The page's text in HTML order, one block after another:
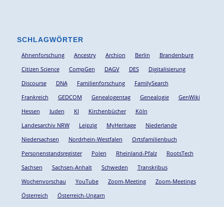
SCHLAGWÖRTER
Ahnenforschung Ancestry Archion Berlin
Brandenburg
Citizen Science
CompGen DAGV DES
Digitalisierung
Discourse
DNA Familienforschung
FamilySearch
Frankreich
GEDCOM Genealogentag Genealogie
GenWiki
Hessen
Juden KI Kirchenbücher
Köln
Landesarchiv NRW
Leipzig MyHeritage
Niederlande
Niedersachsen
Nordrhein-Westfalen
Ortsfamilienbuch
Personenstandsregister
Polen Rheinland-Pfalz
RootsTech
Sachsen
Sachsen-Anhalt Schweden
Transkribus
Wochenvorschau
YouTube Zoom-Meeting
Zoom-Meetings
Österreich
Österreich-Ungarn